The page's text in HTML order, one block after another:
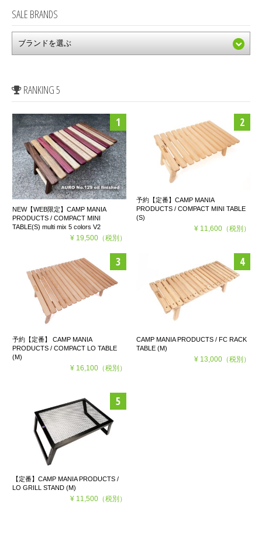
SALE BRANDS
RANKING 5
NEW【WEB限定】CAMP MANIA
PRODUCTS / COMPACT MINI
TABLE(S) multi mix 5 colors V2
¥ 19,500（税別）
予約【定番】CAMP MANIA
PRODUCTS / COMPACT MINI TABLE
(S)
¥ 11,600（税別）
予約【定番】 CAMP MANIA
PRODUCTS / COMPACT LO TABLE
(M)
¥ 16,100（税別）
CAMP MANIA PRODUCTS / FC RACK
TABLE (M)
¥ 13,000（税別）
【定番】CAMP MANIA PRODUCTS /
LO GRILL STAND (M)
¥ 11,500（税別）